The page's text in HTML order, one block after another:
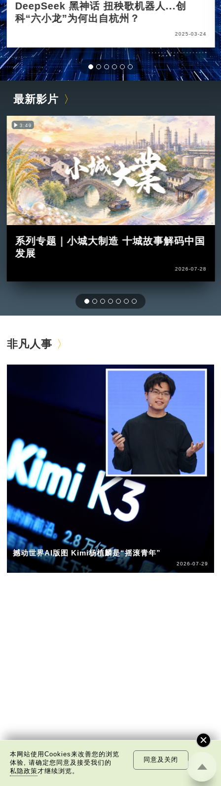
DeepSeek 黑神话 扭秧歌机器人...创
科“六小龙”为何出自杭州？
2025-03-24
最新影片
3:49
系列专题｜小城大制造 十城故事解码中国
发展
2026-07-28
非凡人事
撼动世界AI版图 Kimi杨植麟是“摇滚青年”
2026-07-29
本网站使用Cookies来改善您的浏览
体验, 请确定您同意及接受我们的
私隐政策才继续浏览。
同意及关闭